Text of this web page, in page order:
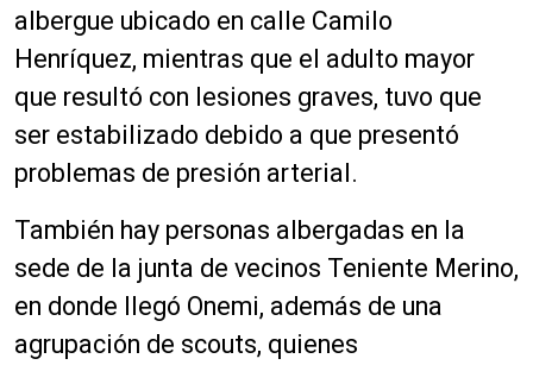
d
i
o
albergue ubicado en calle Camilo
Henríquez, mientras que el adulto mayor
que resultó con lesiones graves, tuvo que
ser estabilizado debido a que presentó
problemas de presión arterial.
También hay personas albergadas en la
sede de la junta de vecinos Teniente Merino,
en donde llegó Onemi, además de una
agrupación de scouts, quienes